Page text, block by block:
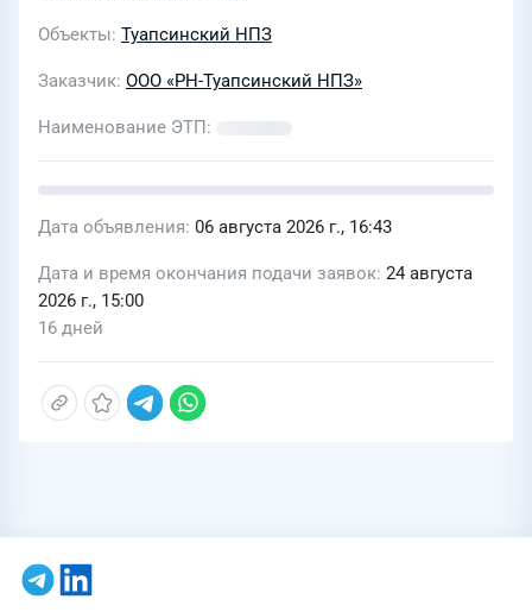
Объекты Туапсинский НПЗ
Заказчик ООО «РН-Туапсинский НПЗ»
Наименование ЭТП
Дата объявления 06 августа 2026 г., 16:43
Дата и время окончания подачи заявок 24 августа
2026 г., 15:00
16 дней